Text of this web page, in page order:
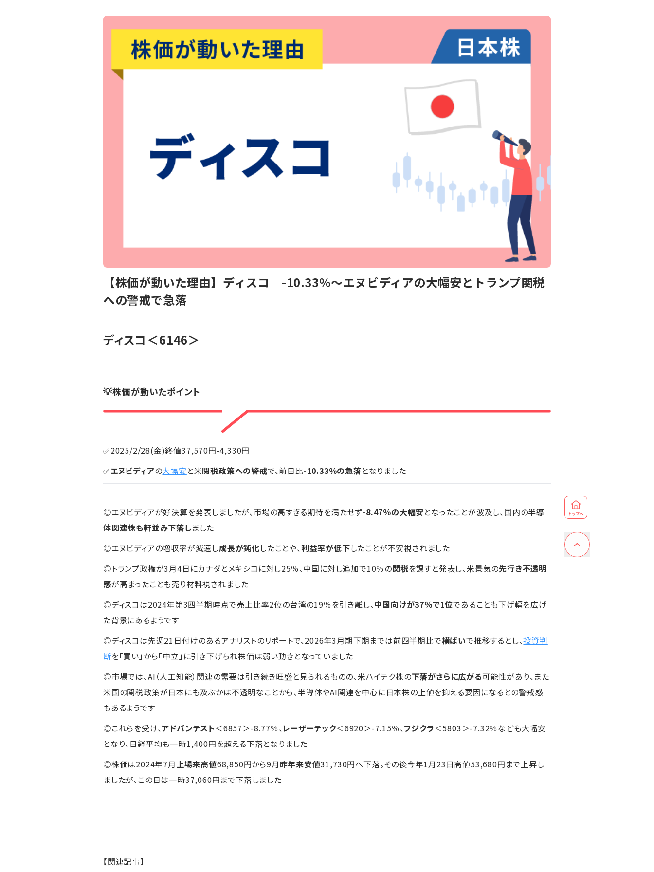
【株価が動いた理由】ディスコ -10.33％～エヌビディアの大幅安とトランプ関税
への警戒で急落
ディスコ ＜6146＞
💡株価が動いたポイント
✅2025/2/28(金)終値37,570円-4,330円
✅エヌビディアの大幅安と米関税政策への警戒で、前日比-10.33％の急落となりました
◎エヌビディアが好決算を発表しましたが、市場の高すぎる期待を満たせず-8.47％の大幅安となったことが波及し、国内の半導
体関連株も軒並み下落しました
◎エヌビディアの増収率が減速し成長が鈍化したことや、利益率が低下したことが不安視されました
◎トランプ政権が3月4日にカナダとメキシコに対し25％、中国に対し追加で10％の関税を課すと発表し、米景気の先行き不透明
感が高まったことも売り材料視されました
◎ディスコは2024年第3四半期時点で売上比率2位の台湾の19％を引き離し、中国向けが37％で1位であることも下げ幅を広げ
た背景にあるようです
◎ディスコは先週21日付けのあるアナリストのリポートで、2026年3月期下期までは前四半期比で横ばいで推移するとし、投資判
断を「買い」から「中立」に引き下げられ株価は弱い動きとなっていました
◎市場では、AI（人工知能）関連の需要は引き続き旺盛と見られるものの、米ハイテク株の下落がさらに広がる可能性があり、また
米国の関税政策が日本にも及ぶかは不透明なことから、半導体やAI関連を中心に日本株の上値を抑える要因になるとの警戒感
もあるようです
◎これらを受け、アドバンテスト＜6857＞-8.77％、レーザーテック＜6920＞-7.15％、フジクラ ＜5803＞-7.32％なども大幅安
となり、日経平均も一時1,400円を超える下落となりました
◎株価は2024年7月上場来高値68,850円から9月昨年来安値31,730円へ下落。その後今年1月23日高値53,680円まで上昇し
ましたが、この日は一時37,060円まで下落しました
【関連記事】